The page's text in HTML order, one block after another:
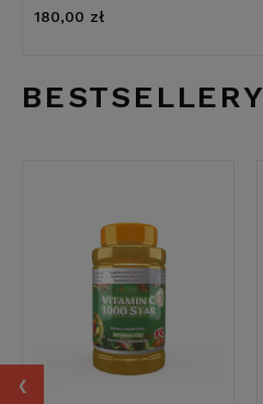
180,00 zł
BESTSELLERY
‹